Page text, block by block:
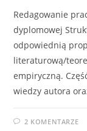
Redagowanie
dyplomowej
odpowiednią
literaturową/
empiryczną.
wiedzy autora
2 KOMENTARZE